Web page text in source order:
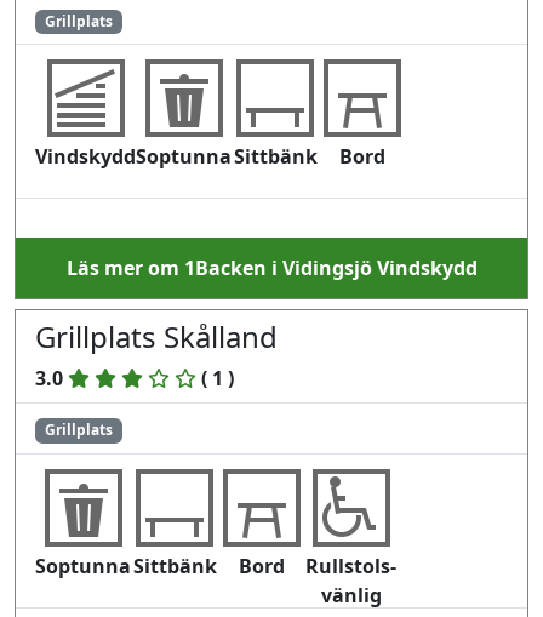
Grillplats
VindskyddSoptunnaSittbänk Bord
Läs mer om 1Backen i Vidingsjö Vindskydd
Grillplats Skålland
3.0 ( 1 )
Grillplats
SoptunnaSittbänk Bord
Rullstols-
vänlig